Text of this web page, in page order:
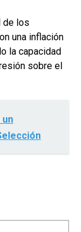
de los
una inflación
la capacidad
sobre el